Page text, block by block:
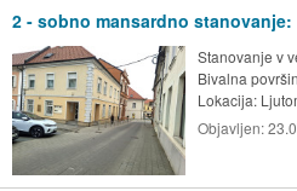
2 - sobno mansardno stanovanje:
Stanovanje v
Bivalna
Lokacija:
Objavljen: